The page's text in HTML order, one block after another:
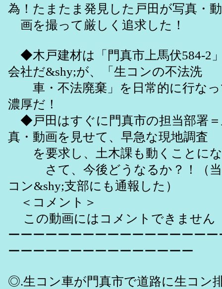
為！たまたま発見した戸田が写真・動
画を撮って厳しく追求した！
◆木戸建材は「門真市上馬伏584-2
会社だ&shy;が、「生コンの不法洗
車・不法廃棄」を日常的に行なっ
濃厚だ！
◆戸田はすぐに門真市の担当部署＝
真・動画を見せて、早急な現地調査
を要求し、土木課も動くことに
さて、今後どうなるか？！（当
コン&shy;支部にも通報した）
＜コメント＞
この動画にはコメントできません
ーーーーーーーーーーーーーーーー
ーーーーーーーーーーーーーーー
◎.生コン車が門真市で道路に生コン